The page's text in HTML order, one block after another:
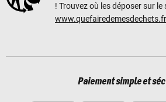
! Trouvez où les déposer sur le
www.quefairedemesdechets.fr
Paiement simple et